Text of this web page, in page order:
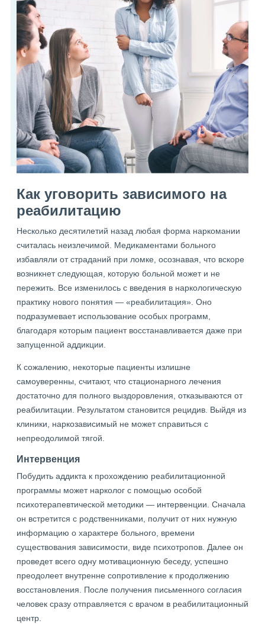
Как уговорить зависимого на
реабилитацию
Несколько десятилетий назад любая форма наркомании
считалась неизлечимой. Медикаментами больного
избавляли от страданий при ломке, осознавая, что вскоре
возникнет следующая, которую больной может и не
пережить. Все изменилось с введения в наркологическую
практику нового понятия — «реабилитация». Оно
подразумевает использование особых программ,
благодаря которым пациент восстанавливается даже при
запущенной аддикции.
К сожалению, некоторые пациенты излишне
самоуверенны, считают, что стационарного лечения
достаточно для полного выздоровления, отказываются от
реабилитации. Результатом становится рецидив. Выйдя из
клиники, наркозависимый не может справиться с
непреодолимой тягой.
Интервенция
Побудить аддикта к прохождению реабилитационной
программы может нарколог с помощью особой
психотерапевтической методики — интервенции. Сначала
он встретится с родственниками, получит от них нужную
информацию о характере больного, времени
существования зависимости, виде психотропов. Далее он
проведет всего одну мотивационную беседу, успешно
преодолеет внутренне сопротивление к продолжению
восстановления. После получения письменного согласия
человек сразу отправляется с врачом в реабилитационный
центр.